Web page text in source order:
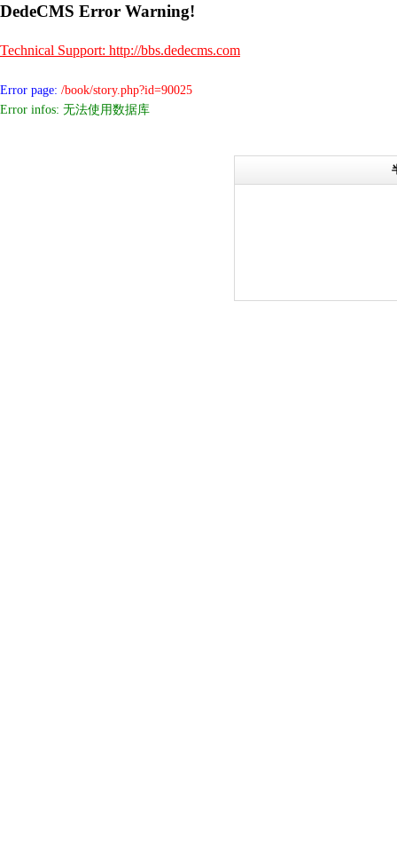
DedeCMS Error Warning!
Technical Support: http://bbs.dedecms.com
Error page: /book/story.php?id=90025
Error infos: 无法使用数据库